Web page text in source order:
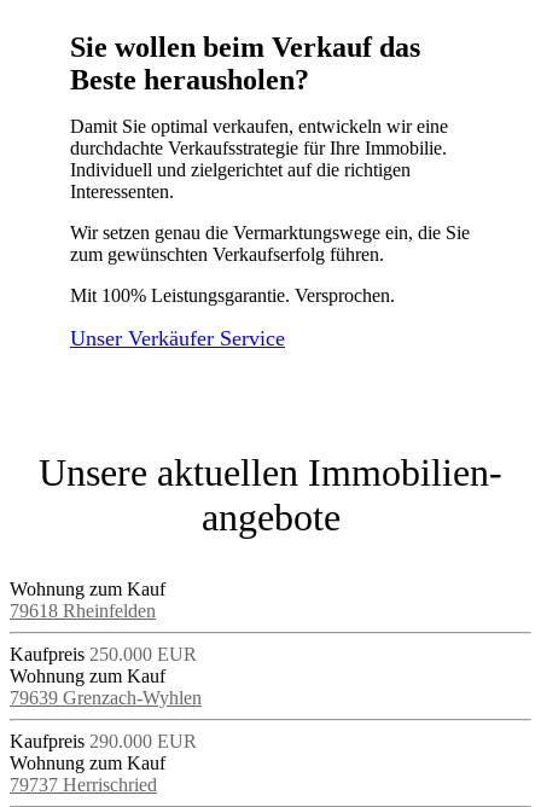
Sie wollen beim Verkauf das
Beste herausholen?
Damit Sie optimal verkaufen, entwickeln wir eine
durchdachte Verkaufsstrategie für Ihre Immobilie.
Individuell und zielgerichtet auf die richtigen
Interessenten.
Wir setzen genau die Vermarktungswege ein, die Sie
zum gewünschten Verkaufserfolg führen.
Mit 100% Leistungsgarantie. Versprochen.
Unser Verkäufer Service
Unsere aktuellen Immobilien­
angebote
Wohnung zum Kauf
79618 Rheinfelden
Kaufpreis 250.000 EUR
Wohnung zum Kauf
79639 Grenzach-Wyhlen
Kaufpreis 290.000 EUR
Wohnung zum Kauf
79737 Herrischried